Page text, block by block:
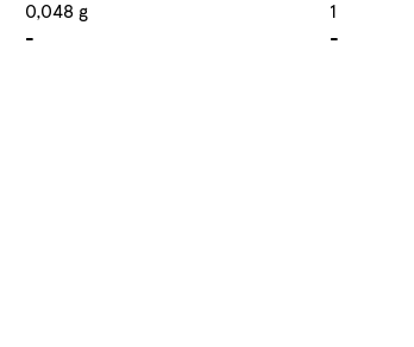
0,048 g
1
- -